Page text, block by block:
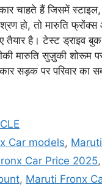
चाहते हैं जिसमें
हो, तो मारुति
तैयार है। टेस्ट ड्राइव
मारुति सुज़ुकी शोरूम
सड़क पर परिवार का
Car models,
Car Price 2025,
, Maruti Fronx